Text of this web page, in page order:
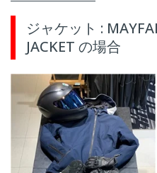
ジャケット :
JACKET の場合